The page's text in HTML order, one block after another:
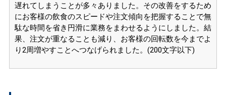
遅れてしまうことが多々ありました。その改善をするため
にお客様の飲食のスピードや注文傾向を把握することで無
駄な時間を省き円滑に業務をまわせるようにしました。結
果、注文が重なることも減り、お客様の回転数を今までよ
り2周増やすことへつなげられました。(200文字以下)